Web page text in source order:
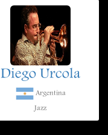
Diego Urcola
Argentina
Jazz